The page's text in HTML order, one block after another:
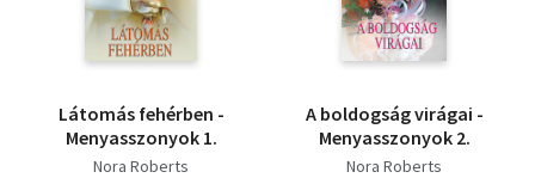
Látomás fehérben -
Menyasszonyok 1.
Nora Roberts
A boldogság virágai -
Menyasszonyok 2.
Nora Roberts